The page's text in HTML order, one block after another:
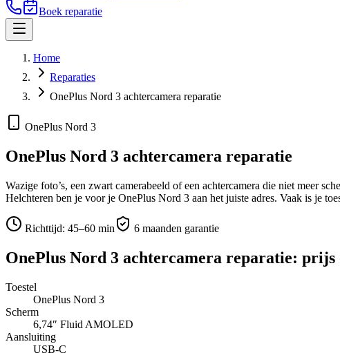
Boek reparatie
Home
Reparaties
OnePlus Nord 3 achtercamera reparatie
OnePlus Nord 3
OnePlus Nord 3 achtercamera reparatie
Wazige foto’s, een zwart camerabeeld of een achtercamera die niet meer
Helchteren ben je voor je OnePlus Nord 3 aan het juiste adres. Vaak is je
Richttijd: 45–60 min 6 maanden garantie
OnePlus Nord 3 achtercamera reparatie: prijs
Toestel
OnePlus Nord 3
Scherm
6,74″ Fluid AMOLED
Aansluiting
USB-C